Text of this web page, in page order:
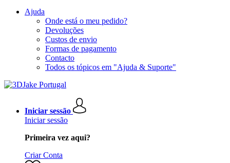
Ajuda
Onde está o meu pedido?
Devoluções
Custos de envio
Formas de pagamento
Contacto
Todos os tópicos em "Ajuda & Suporte"
Iniciar sessão
Iniciar sessão
Primeira vez aqui?
Criar Conta